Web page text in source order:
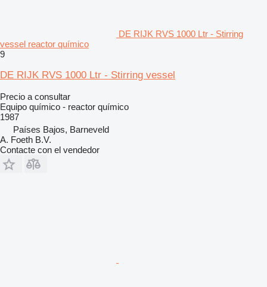
DE RIJK RVS 1000 Ltr - Stirring
vessel reactor químico
9
DE RIJK RVS 1000 Ltr - Stirring vessel
Precio a consultar
Equipo químico - reactor químico
1987
Países Bajos, Barneveld
A. Foeth B.V.
Contacte con el vendedor